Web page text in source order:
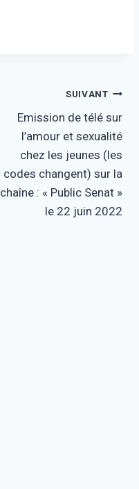
SUIVANT
Emission de télé sur
l’amour et sexualité
chez les jeunes (les
codes changent) sur la
chaîne : « Public Senat »
le 22 juin 2022